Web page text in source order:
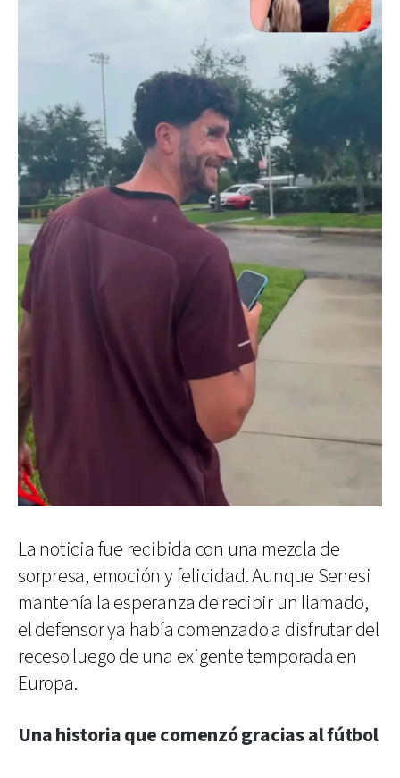
La noticia fue recibida con una mezcla de
sorpresa, emoción y felicidad. Aunque Senesi
mantenía la esperanza de recibir un llamado,
el defensor ya había comenzado a disfrutar del
receso luego de una exigente temporada en
Europa.
Una historia que comenzó gracias al fútbol